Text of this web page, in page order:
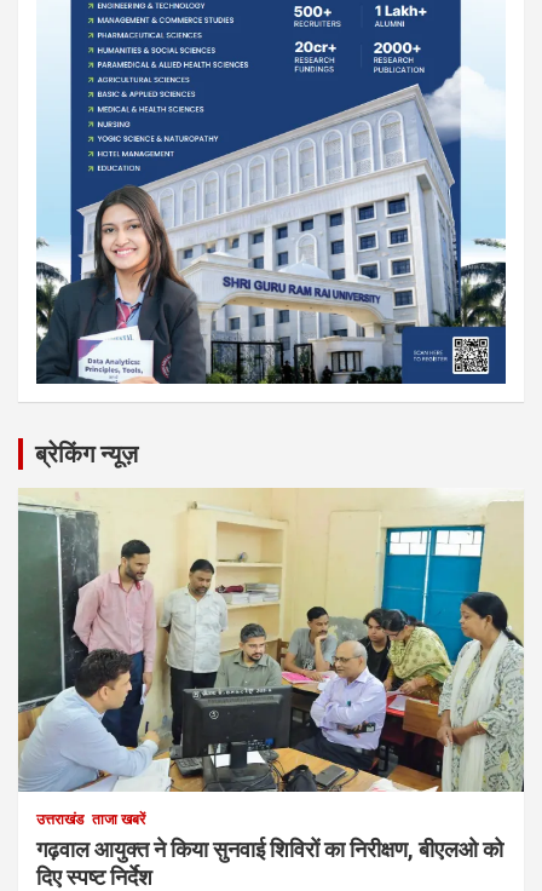
ब्रेकिंग न्यूज़
उत्तराखंड ताजा खबरें
गढ़वाल आयुक्त ने किया सुनवाई शिविरों का निरीक्षण, बीएलओ को
दिए स्पष्ट निर्देश